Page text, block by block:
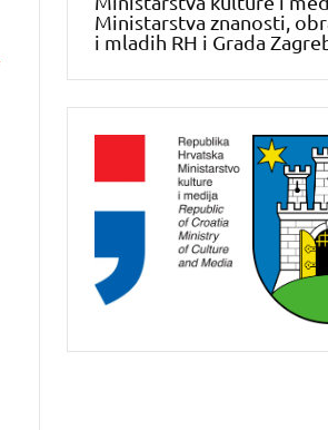
Ministarstva znanosti,
i mladih RH i Grada